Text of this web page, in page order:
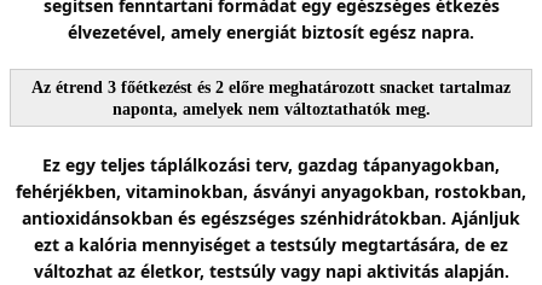
segítsen fenntartani formádat egy egészséges étkezés
élvezetével, amely energiát biztosít egész napra.
Az étrend 3 főétkezést és 2 előre meghatározott snacket tartalmaz
naponta, amelyek nem változtathatók meg.
Ez egy teljes táplálkozási terv, gazdag tápanyagokban,
fehérjékben, vitaminokban, ásványi anyagokban, rostokban,
antioxidánsokban és egészséges szénhidrátokban. Ajánljuk
ezt a kalória mennyiséget a testsúly megtartására, de ez
változhat az életkor, testsúly vagy napi aktivitás alapján.